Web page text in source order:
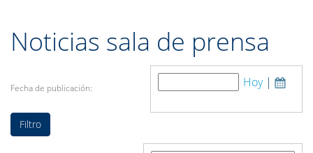
Noticias sala de prensa
Fecha de publicación: Hoy|